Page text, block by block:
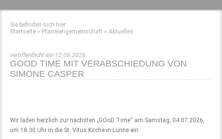
Sie befinden sich hier:
Startseite » Pfarreiengemeinschaft »Aktuelles
veröffentlicht am 12.06.2026
GOOD TIME MIT VERABSCHIEDUNG VON
SIMONE CASPER
Wir laden herzlich zur nächsten „GOoD Time“ am Samstag, 04.07.2026,
um 18:30 Uhr in die St. Vitus Kirche in Lünne ein.